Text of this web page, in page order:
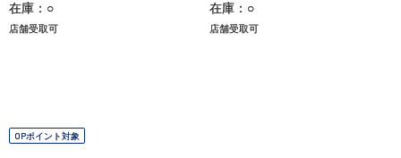
在庫：○
店舗受取可
在庫：○
店舗受取可
OPポイント対象